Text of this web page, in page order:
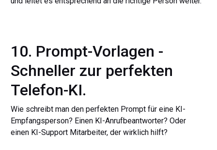
10. Prompt-Vorlagen -
Schneller zur perfekten
Telefon-KI.
Wie schreibt man den perfekten Prompt für eine KI-
Empfangsperson? Einen KI-Anrufbeantworter? Oder
einen KI-Support Mitarbeiter, der wirklich hilft?